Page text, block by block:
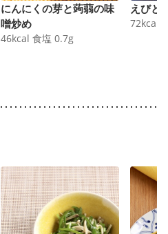
にんにくの芽と蒟蒻の味
噌炒め
46kcal 食塩 0.7g
えびと
72kcal